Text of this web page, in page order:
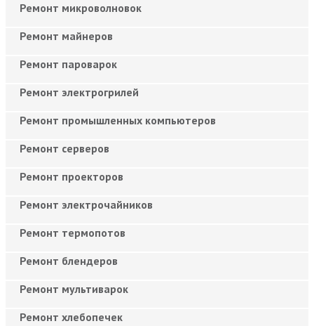
Ремонт микроволновок
Ремонт майнеров
Ремонт пароварок
Ремонт электрогрилей
Ремонт промышленных компьютеров
Ремонт серверов
Ремонт проекторов
Ремонт электрочайников
Ремонт термопотов
Ремонт блендеров
Ремонт мультиварок
Ремонт хлебопечек